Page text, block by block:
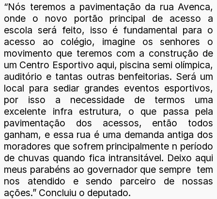
“Nós teremos a pavimentação da rua Avenca,
onde o novo portão principal de acesso a
escola será feito, isso é fundamental para o
acesso ao colégio, imagine os senhores o
movimento que teremos com a construção de
um Centro Esportivo aqui, piscina semi olímpica,
auditório e tantas outras benfeitorias. Será um
local para sediar grandes eventos esportivos,
por isso a necessidade de termos uma
excelente infra estrutura, o que passa pela
pavimentação dos acessos, então todos
ganham, e essa rua é uma demanda antiga dos
moradores que sofrem principalmente n período
de chuvas quando fica intransitável. Deixo aqui
meus parabéns ao governador que sempre tem
nos atendido e sendo parceiro de nossas
ações.” Concluiu o deputado.